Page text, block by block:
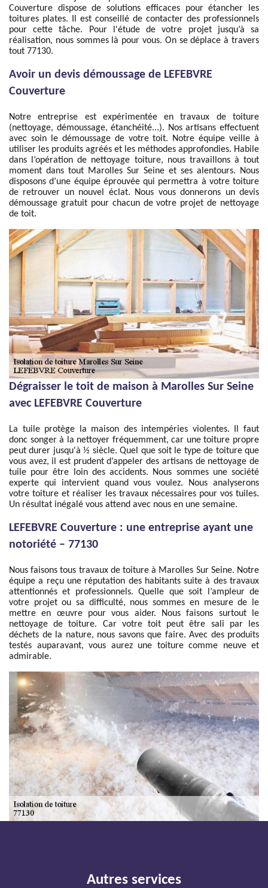
Couverture dispose de solutions efficaces pour étancher les
toitures plates. Il est conseillé de contacter des professionnels
pour cette tâche. Pour l'étude de votre projet jusqu’à sa
réalisation, nous sommes là pour vous. On se déplace à travers
tout 77130.
Avoir un devis démoussage de LEFEBVRE
Couverture
Notre entreprise est expérimentée en travaux de toiture
(nettoyage, démoussage, étanchéité...). Nos artisans effectuent
avec soin le démoussage de votre toit. Notre équipe veille à
utiliser les produits agréés et les méthodes approfondies. Habile
dans l’opération de nettoyage toiture, nous travaillons à tout
moment dans tout Marolles Sur Seine et ses alentours. Nous
disposons d’une équipe éprouvée qui permettra à votre toiture
de retrouver un nouvel éclat. Nous vous donnerons un devis
démoussage gratuit pour chacun de votre projet de nettoyage
de toit.
Dégraisser le toit de maison à Marolles Sur Seine
avec LEFEBVRE Couverture
La tuile protège la maison des intempéries violentes. Il faut
donc songer à la nettoyer fréquemment, car une toiture propre
peut durer jusqu'à ½ siècle. Quel que soit le type de toiture que
vous avez, il est prudent d’appeler des artisans de nettoyage de
tuile pour être loin des accidents. Nous sommes une société
experte qui intervient quand vous voulez. Nous analyserons
votre toiture et réaliser les travaux nécessaires pour vos tuiles.
Un résultat inégalé vous attend avec nous en une semaine.
LEFEBVRE Couverture : une entreprise ayant une
notoriété – 77130
Nous faisons tous travaux de toiture à Marolles Sur Seine. Notre
équipe a reçu une réputation des habitants suite à des travaux
attentionnés et professionnels. Quelle que soit l’ampleur de
votre projet ou sa difficulté, nous sommes en mesure de le
mettre en œuvre pour vous aider. Nous faisons surtout le
nettoyage de toiture. Car votre toit peut être sali par les
déchets de la nature, nous savons que faire. Avec des produits
testés auparavant, vous aurez une toiture comme neuve et
admirable.
Autres services